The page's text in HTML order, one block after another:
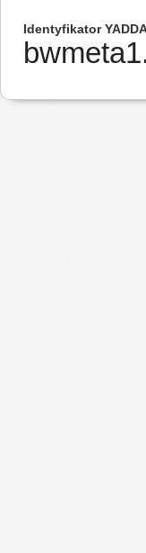
Identyfikator